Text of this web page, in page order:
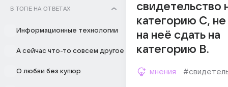
В ТОПЕ НА ОТВЕТАХ
Информационные технологии
А сейчас что-то совсем другое
О любви без купюр
свидетельство
категорию С, не
на неё сдать на
категорию В.
мнения